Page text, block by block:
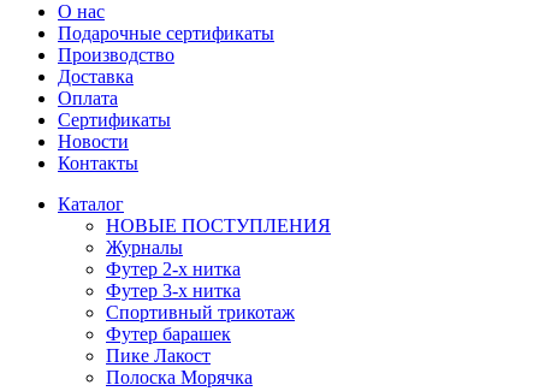
О нас
Подарочные сертификаты
Производство
Доставка
Оплата
Сертификаты
Новости
Контакты
Каталог
НОВЫЕ ПОСТУПЛЕНИЯ
Журналы
Футер 2-х нитка
Футер 3-х нитка
Спортивный трикотаж
Футер барашек
Пике Лакост
Полоска Морячка